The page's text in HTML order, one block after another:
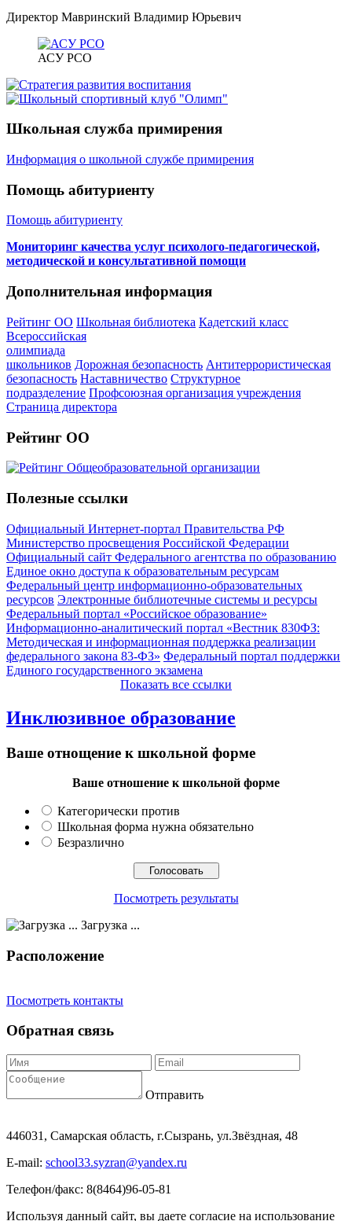
Директор Мавринский Владимир Юрьевич
АСУ РСО
Школьная служба примирения
Информация о школьной службе примирения
Помощь абитуриенту
Помощь абитуриенту
Мониторинг качества услуг психолого-педагогической,
методической и консультативной помощи
Дополнительная информация
Рейтинг ОО Школьная библиотека Кадетский класс
Всероссийская
олимпиада
школьников Дорожная безопасность Антитеррористическая
безопасность Наставничество Структурное
подразделение Профсоюзная организация учреждения
Страница директора
Рейтинг ОО
Полезные ссылки
Официальный Интернет-портал Правительства РФ
Министерство просвещения Российской Федерации
Официальный сайт Федерального агентства по образованию
Единое окно доступа к образовательным ресурсам
Федеральный центр информационно-образовательных
ресурсов Электронные библиотечные системы и ресурсы
Федеральный портал «Российское образование»
Информационно-аналитический портал «Вестник 830ФЗ:
Методическая и информационная поддержка реализации
федерального закона 83-ФЗ» Федеральный портал поддержки
Единого государственного экзамена
Показать все ссылки
Инклюзивное образование
Ваше отнощение к школьной форме
Ваше отношение к школьной форме
Категорически против
Школьная форма нужна обязательно
Безразлично
Посмотреть результаты
Загрузка ...
Расположение
Посмотреть контакты
Обратная связь
Отправить
446031, Самарская область, г.Сызрань, ул.Звёздная, 48
E-mail: school33.syzran@yandex.ru
Телефон/факс: 8(8464)96-05-81
Используя данный сайт, вы даете согласие на использование